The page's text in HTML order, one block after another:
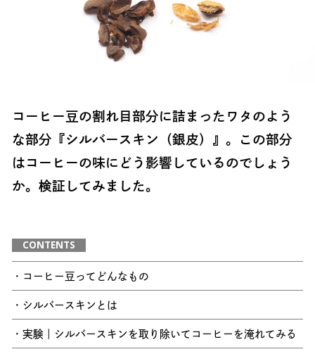
コーヒー豆の割れ目部分に詰まったワタのよう
な部分『シルバースキン（銀皮）』。この部分
はコーヒーの味にどう影響しているのでしょう
か。検証してみました。
CONTENTS
・コーヒー豆ってどんなもの
・シルバースキンとは
・実験｜シルバースキンを取り除いてコーヒーを淹れてみる